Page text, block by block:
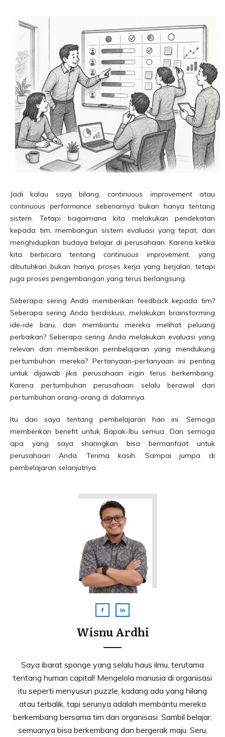
Jadi kalau saya bilang,continuous improvementatau
continuous performance sebenarnya bukan hanya tentang
sistem. Tetapi bagaimana kita melakukan pendekatan
kepada tim, membangun sistem evaluasi yang tepat, dan
menghidupkan budaya belajar di perusahaan. Karena ketika
kita berbicara tentang continuous improvement, yang
dibutuhkan bukan hanya proses kerja yang berjalan, tetapi
juga proses pengembangan yang terus berlangsung.
Seberapa sering Anda memberikan feedback kepada tim?
Seberapa sering Anda berdiskusi, melakukan brainstorming
ide-ide baru, dan membantu mereka melihat peluang
perbaikan? Seberapa sering Anda melakukan evaluasi yang
relevan dan memberikan pembelajaran yang mendukung
pertumbuhan mereka? Pertanyaan-pertanyaan ini penting
untuk dijawab jika perusahaan ingin terus berkembang.
Karena pertumbuhan perusahaan selalu berawal dari
pertumbuhan orang-orang di dalamnya.
Itu dari saya tentang pembelajaran hari ini. Semoga
memberikan benefit untuk Bapak-Ibu semua. Dan semoga
apa yang saya sharingkan bisa bermanfaat untuk
perusahaan Anda. Terima kasih. Sampai jumpa di
pembelajaran selanjutnya.
Wisnu Ardhi
Saya ibarat sponge yang selalu haus ilmu, terutama
tentang human capital! Mengelola manusia di organisasi
itu seperti menyusun puzzle, kadang ada yang hilang
atau terbalik, tapi serunya adalah membantu mereka
berkembang bersama tim dan organisasi. Sambil belajar,
semuanya bisa berkembang dan bergerak maju. Seru,